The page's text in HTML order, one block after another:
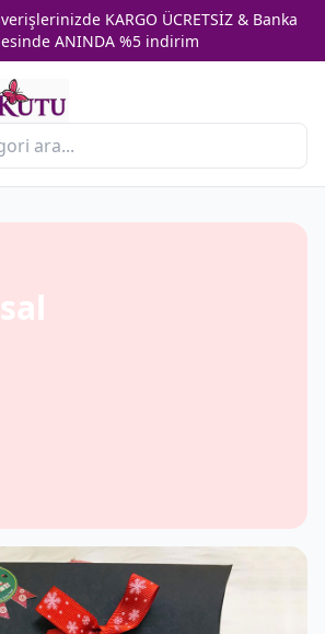
KARGO ÜCRETSİZ & Banka
ANINDA %5 indirim